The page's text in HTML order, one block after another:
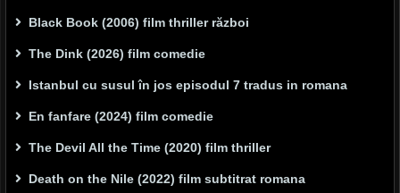
Black Book (2006) film thriller război
The Dink (2026) film comedie
Istanbul cu susul în jos episodul 7 tradus in romana
En fanfare (2024) film comedie
The Devil All the Time (2020) film thriller
Death on the Nile (2022) film subtitrat romana